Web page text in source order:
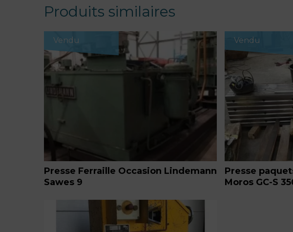
Produits similaires
Vendu
Presse Ferraille Occasion Lindemann
Sawes 9
Vendu
Presse
Moros GC-S